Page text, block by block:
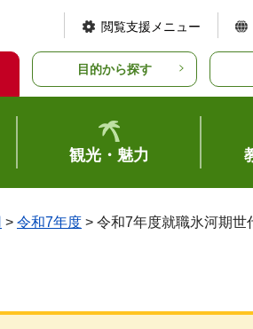
閲覧支援メニュー
目的から探す
観光・魅力
> 令和7年度 > 令和7年度就職氷河期世